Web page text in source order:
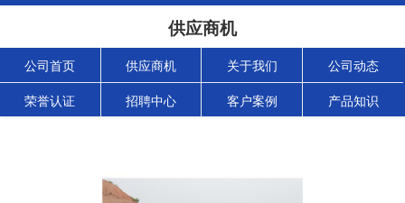
供应商机
公司首页 供应商机 关于我们 公司动态
荣誉认证 招聘中心 客户案例 产品知识